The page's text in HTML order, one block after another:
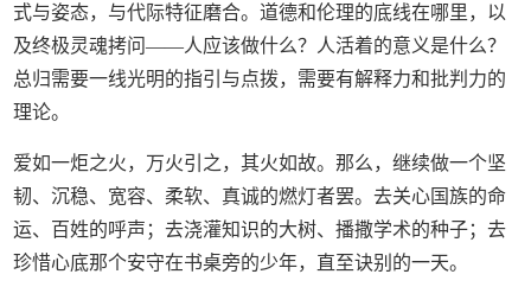
式与姿态，与代际特征磨合。道德和伦理的底线在哪里，以
及终极灵魂拷问——人应该做什么？人活着的意义是什么？
总归需要一线光明的指引与点拨，需要有解释力和批判力的
理论。
爱如一炬之火，万火引之，其火如故。那么，继续做一个坚
韧、沉稳、宽容、柔软、真诚的燃灯者罢。去关心国族的命
运、百姓的呼声；去浇灌知识的大树、播撒学术的种子；去
珍惜心底那个安守在书桌旁的少年，直至诀别的一天。